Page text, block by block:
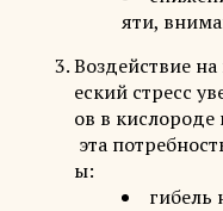
яти,
Воздействие
еский стресс
ов в кислороде
эта
ы:
гибель